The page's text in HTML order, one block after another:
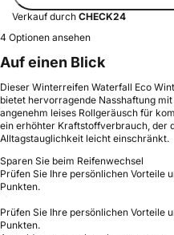
Verkauf durch CHECK24
4 Optionen ansehen
Auf einen Blick
Dieser Winterreifen Waterfall Eco
bietet hervorragende Nasshaftung
angenehm leises Rollgeräusch für
ein erhöhter Kraftstoffverbrauch, der
Alltagstauglichkeit leicht einschränkt.
Sparen Sie beim Reifenwechsel
Prüfen Sie Ihre persönlichen Vorteile
Punkten.
Prüfen Sie Ihre persönlichen Vorteile
Punkten.